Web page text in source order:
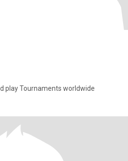
play Tournaments worldwide